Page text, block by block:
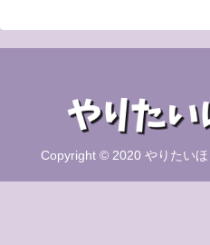
Copyright © 2020 やりたい